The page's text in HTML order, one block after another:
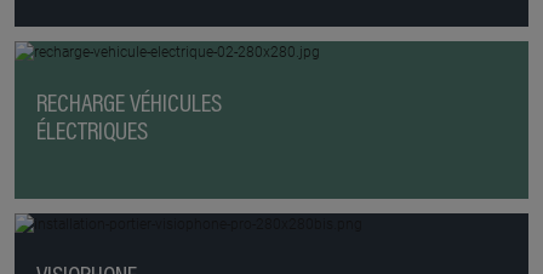
RECHARGE VÉHICULES
ÉLECTRIQUES